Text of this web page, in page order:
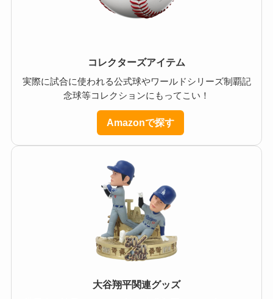
コレクターズアイテム
実際に試合に使われる公式球やワールドシリーズ制覇記
念球等コレクションにもってこい！
Amazonで探す
大谷翔平関連グッズ